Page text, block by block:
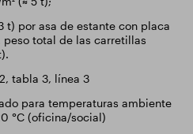
t) por asa de estante con placa
peso total de las carretillas
tabla 3, línea 3
para temperaturas ambiente
°C (oficina/social)